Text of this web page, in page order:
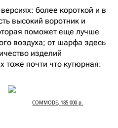
более короткой и в
высокий воротник и
поможет еще лучше
воздуха; от шарфа здесь
изделий
тоже почти что кутюрная:
COMMODE, 185 000 р.